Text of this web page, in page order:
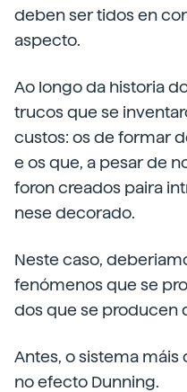
deben ser tidos en
aspecto.
Ao longo da historia
trucos que se
custos: os de formar
e os que, a pesar de
foron creados paira
nese decorado.
Neste caso,
fenómenos que se
dos que se producen
Antes, o sistema
no efecto Dunning.